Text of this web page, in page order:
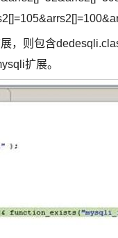
，则包含
扩展。